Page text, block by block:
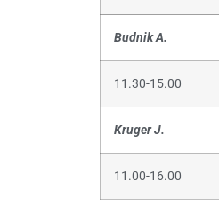
Budnik A.
11.30-15.00
Kruger J.
11.00-16.00